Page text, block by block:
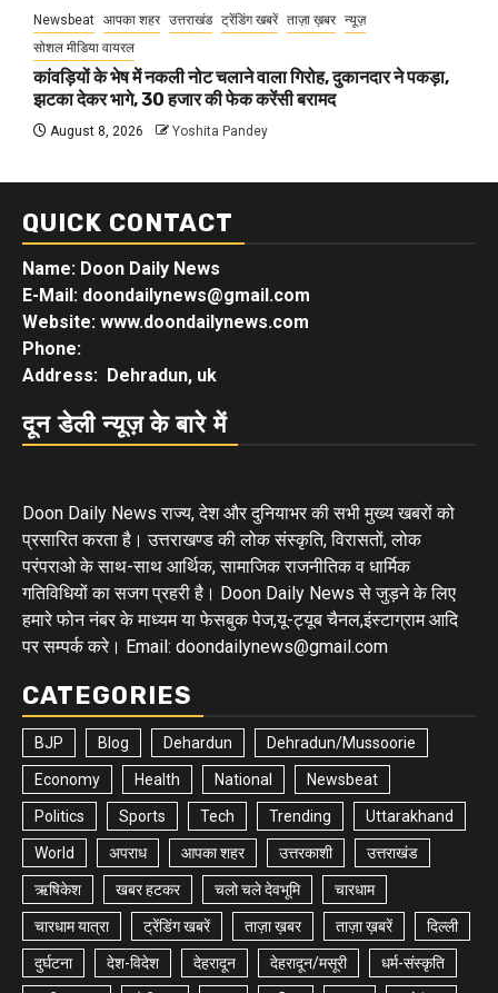
Newsbeat आपका शहर उत्तराखंड ट्रेंडिंग खबरें ताज़ा ख़बर न्यूज़
सोशल मीडिया वायरल
कांवड़ियों के भेष में नकली नोट चलाने वाला गिरोह, दुकानदार ने पकड़ा,
झटका देकर भागे, 30 हजार की फेक करेंसी बरामद
August 8, 2026 Yoshita Pandey
QUICK CONTACT
Name: Doon Daily News
E-Mail: doondailynews@gmail.com
Website: www.doondailynews.com
Phone:
Address: Dehradun, uk
दून डेली न्यूज़ के बारे में
Doon Daily News राज्य, देश और दुनियाभर की सभी मुख्य खबरों को
प्रसारित करता है। उत्तराखण्ड की लोक संस्कृति, विरासतों, लोक
परंपराओ के साथ-साथ आर्थिक, सामाजिक राजनीतिक व धार्मिक
गतिविधियों का सजग प्रहरी है। Doon Daily News से जुड़ने के लिए
हमारे फोन नंबर के माध्यम या फेसबुक पेज,यू-ट्यूब चैनल,इंस्टाग्राम आदि
पर सम्पर्क करे। Email: doondailynews@gmail.com
CATEGORIES
BJP Blog Dehardun Dehradun/Mussoorie
Economy Health National Newsbeat
Politics Sports Tech Trending Uttarakhand
World अपराध आपका शहर उत्तरकाशी उत्तराखंड
ऋषिकेश खबर हटकर चलो चले देवभूमि चारधाम
चारधाम यात्रा ट्रेंडिंग खबरें ताज़ा ख़बर ताज़ा ख़बरें दिल्ली
दुर्घटना देश-विदेश देहरादून देहरादून/मसूरी धर्म-संस्कृति